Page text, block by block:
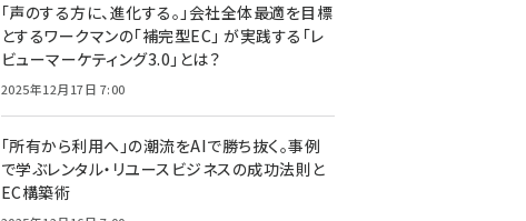
「声のする方に、進化する。」会社全体最適を目標
とするワークマンの「補完型EC」 が実践する「レ
ビューマーケティング3.0」とは？
2025年12月17日 7:00
「所有から利用へ」の潮流をAIで勝ち抜く。事例
で学ぶレンタル・リユースビジネスの成功法則と
EC構築術